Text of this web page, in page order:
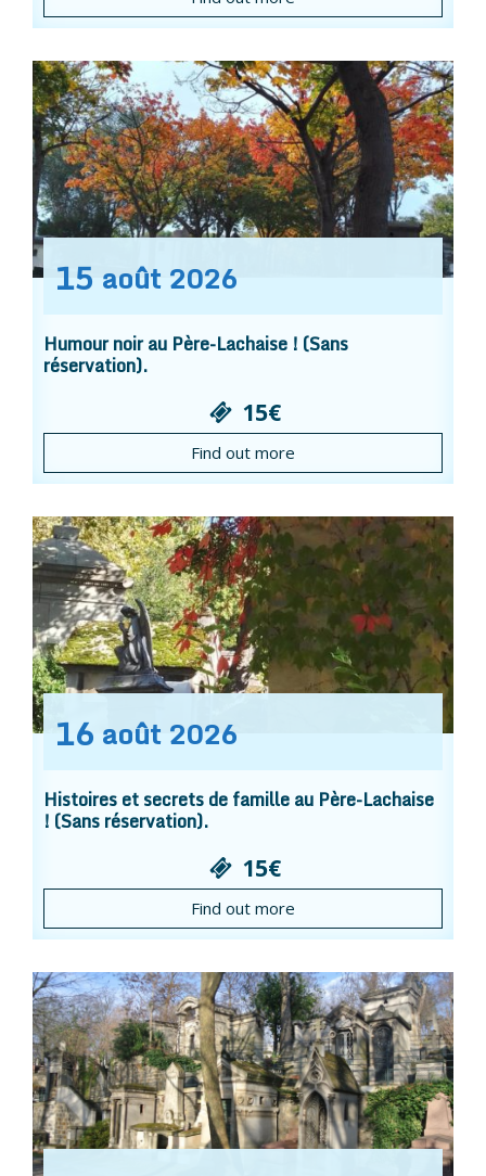
15 août 2026
Humour noir au Père-Lachaise ! (Sans
réservation).
15€
Find out more
16 août 2026
Histoires et secrets de famille au Père-Lachaise
! (Sans réservation).
15€
Find out more